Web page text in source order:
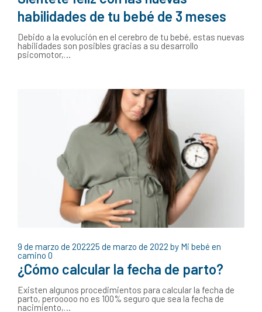
habilidades de tu bebé de 3 meses
Debido a la evolución en el cerebro de tu bebé, estas nuevas
habilidades son posibles gracias a su desarrollo
psicomotor,…
9 de marzo de 202225 de marzo de 2022 by Mi bebé en
camino 0
¿Cómo calcular la fecha de parto?
Existen algunos procedimientos para calcular la fecha de
parto, perooooo no es 100% seguro que sea la fecha de
nacimiento,…